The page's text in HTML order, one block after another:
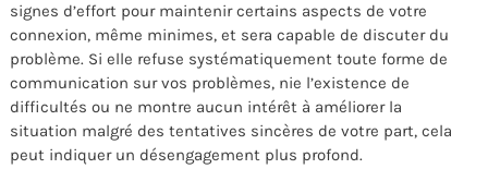
signes d’effort pour maintenir certains aspects de votre
connexion, même minimes, et sera capable de discuter du
problème. Si elle refuse systématiquement toute forme de
communication sur vos problèmes, nie l’existence de
difficultés ou ne montre aucun intérêt à améliorer la
situation malgré des tentatives sincères de votre part, cela
peut indiquer un désengagement plus profond.